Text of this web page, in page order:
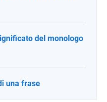
del monologo
una frase